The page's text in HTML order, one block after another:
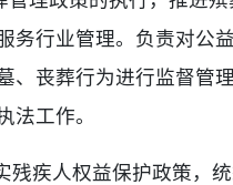
务行业管理。负责对公
、丧葬行为进行监督管
法工作。
残疾人权益保护政策，